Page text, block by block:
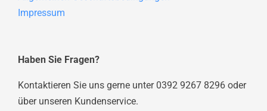
Impressum
Haben Sie Fragen?
Kontaktieren Sie uns gerne unter 0392 9267 8296 oder
über unseren Kundenservice.